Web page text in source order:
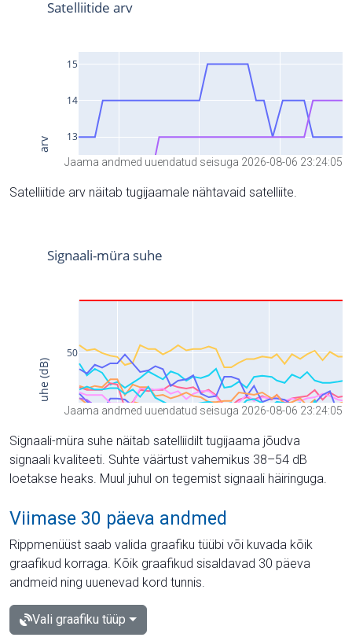
Jaama andmed uuendatud seisuga 2026-08-06 23:24:05
Satelliitide arv näitab tugijaamale nähtavaid satelliite.
Jaama andmed uuendatud seisuga 2026-08-06 23:24:05
Signaali-müra suhe näitab satelliidilt tugijaama jõudva
signaali kvaliteeti. Suhte väärtust vahemikus 38–54 dB
loetakse heaks. Muul juhul on tegemist signaali häiringuga.
Viimase 30 päeva andmed
Rippmenüüst saab valida graafiku tüübi või kuvada kõik
graafikud korraga. Kõik graafikud sisaldavad 30 päeva
andmeid ning uuenevad kord tunnis.
Vali graafiku tüüp